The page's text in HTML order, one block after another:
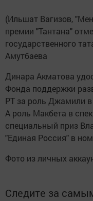
(Ильшат Вагизов,
премии "Тантана"
государственного
Амутбаева
Динара Акматова
Фонда поддержки
РТ за роль Джамили
А роль Макбета в
специальный приз
"Единая Россия" в
Фото из личных
Следите за